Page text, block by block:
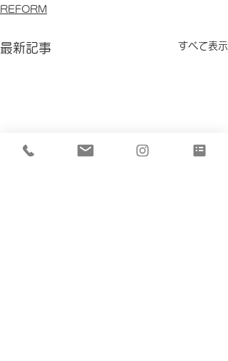
REFORM
最新記事 すべて表示